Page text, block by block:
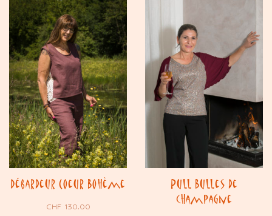
Débardeur Coeur Bohème
CHF130.00
Pull Bulles de
champagne